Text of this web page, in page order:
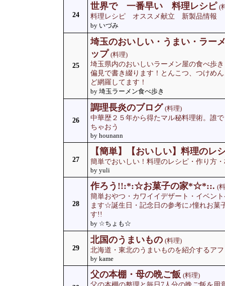
24
世界で 一番早い 料理レシピ (
料理レシピ オススメ献立 新製品情報
by いづみ
25
埼玉のおいしい・うまい・ラー
ップ (料理)
埼玉県内のおいしいラーメン屋の食べ歩
偏見で書き綴ります！とんこつ、つけめ
ど網羅してます！
by 埼玉ラーメン食べ歩き
26
調理長炎のブログ (料理)
中華歴２５年から得たマル秘料理術。誰
ちゃおう
by hounann
27
【簡単】【おいしい】料理のレ
簡単でおいしい！料理のレシピ・作り方
by yuli
28
作ろう!!:*:☆お菓子の家*☆*::. (
簡単おやつ・カワイイデザート・イベン
ます☆誕生日・記念日の参考に♪憧れお菓
す!!
by ☆ちょも☆
29
北国のうまいもの (料理)
北海道・東北のうまいものを紹介するア
by kame
父の本棚・母の晩ご飯 (料理)
父の本棚の整理と毎日7人分の晩ご飯を用